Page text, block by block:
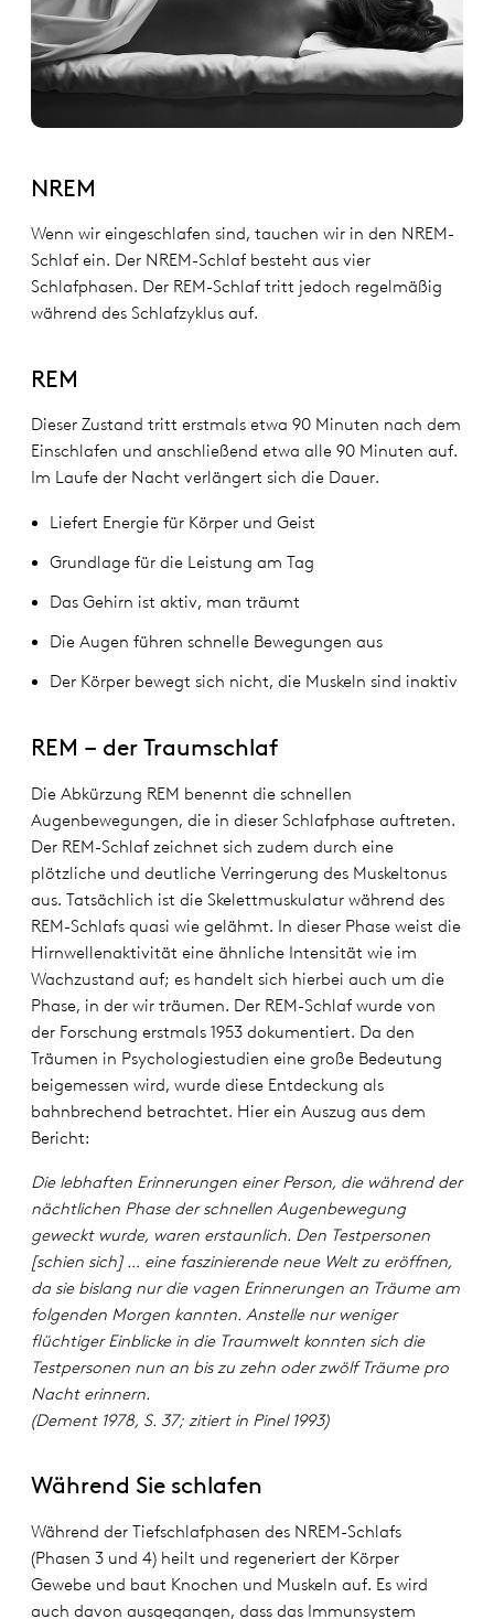
NREM
Wenn wir eingeschlafen sind, tauchen wir in den NREM-
Schlaf ein. Der NREM-Schlaf besteht aus vier
Schlafphasen. Der REM-Schlaf tritt jedoch regelmäßig
während des Schlafzyklus auf.
REM
Dieser Zustand tritt erstmals etwa 90 Minuten nach dem
Einschlafen und anschließend etwa alle 90 Minuten auf.
Im Laufe der Nacht verlängert sich die Dauer.
Liefert Energie für Körper und Geist
Grundlage für die Leistung am Tag
Das Gehirn ist aktiv, man träumt
Die Augen führen schnelle Bewegungen aus
Der Körper bewegt sich nicht, die Muskeln sind inaktiv
REM – der Traumschlaf
Die Abkürzung REM benennt die schnellen
Augenbewegungen, die in dieser Schlafphase auftreten.
Der REM-Schlaf zeichnet sich zudem durch eine
plötzliche und deutliche Verringerung des Muskeltonus
aus. Tatsächlich ist die Skelettmuskulatur während des
REM-Schlafs quasi wie gelähmt. In dieser Phase weist die
Hirnwellenaktivität eine ähnliche Intensität wie im
Wachzustand auf; es handelt sich hierbei auch um die
Phase, in der wir träumen. Der REM-Schlaf wurde von
der Forschung erstmals 1953 dokumentiert. Da den
Träumen in Psychologiestudien eine große Bedeutung
beigemessen wird, wurde diese Entdeckung als
bahnbrechend betrachtet. Hier ein Auszug aus dem
Bericht:
Die lebhaften Erinnerungen einer Person, die während der
nächtlichen Phase der schnellen Augenbewegung
geweckt wurde, waren erstaunlich. Den Testpersonen
[schien sich] … eine faszinierende neue Welt zu eröffnen,
da sie bislang nur die vagen Erinnerungen an Träume am
folgenden Morgen kannten. Anstelle nur weniger
flüchtiger Einblicke in die Traumwelt konnten sich die
Testpersonen nun an bis zu zehn oder zwölf Träume pro
Nacht erinnern.
(Dement 1978, S. 37; zitiert in Pinel 1993)
Während Sie schlafen
Während der Tiefschlafphasen des NREM-Schlafs
(Phasen 3 und 4) heilt und regeneriert der Körper
Gewebe und baut Knochen und Muskeln auf. Es wird
auch davon ausgegangen, dass das Immunsystem